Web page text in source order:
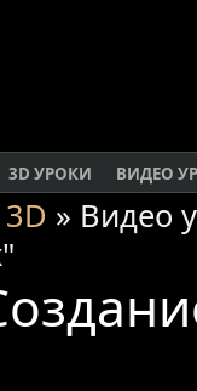
3D УРОКИ ВИДЕО
» Видео